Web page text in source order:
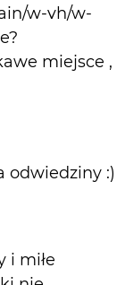
w-vh/w-
miejsce ,
odwiedziny :)
i miłe